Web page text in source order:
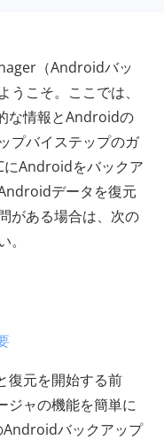
（Androidバッ
こそ。ここでは、
な情報とAndroidの
プバイステップのガ
にAndroidをバックア
データを復元
がある場合は、次の
復元を開始する前
ジャの機能を簡単に
Androidバックアップ